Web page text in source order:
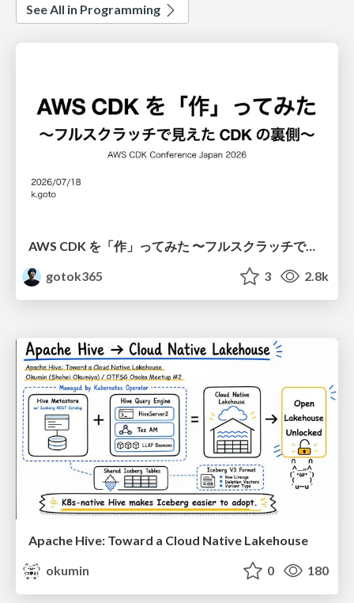
See All in Programming
AWS CDK を「作」ってみた 〜フルスクラッチで見えた CDK の裏側〜 / aws-cdk-from-scratch
gotok365
3 2.8k
Apache Hive: Toward a Cloud Native Lakehouse
okumin
0 180